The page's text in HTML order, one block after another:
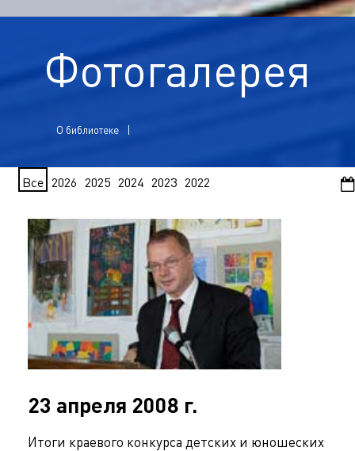
Фотогалерея
О библиотеке
Все 2026 2025 2024 2023 2022
23 апреля 2008 г.
Итоги краевого конкурса детских и юношеских